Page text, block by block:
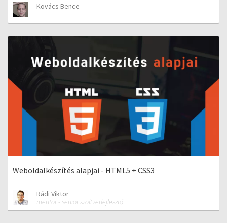
Kovács Bence
Weboldalkészítés alapjai - HTML5 + CSS3
Rádi Viktor
mentor - senior szoftverfejlesztő